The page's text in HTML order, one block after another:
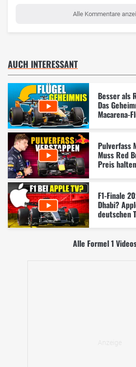
Alle Kommentare
AUCH INTERESSANT
Besser als
Das
Macarena-
Pulverfass
Muss Red
Preis
F1-Finale
Dhabi?
deutschen
Alle Formel 1